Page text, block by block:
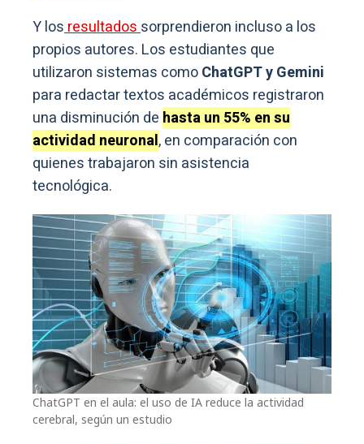
Y losresultadossorprendieron incluso a los
propios autores. Los estudiantes que
utilizaron sistemas comoChatGPT y Gemini
para redactar textos académicos registraron
una disminución de hasta un 55% en su
actividad neuronal, en comparación con
quienes trabajaron sin asistencia
tecnológica.
ChatGPT en el aula: el uso de IA reduce la actividad
cerebral, según un estudio